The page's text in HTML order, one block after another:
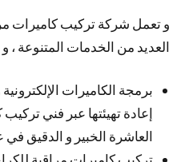
و تعمل شركة تركيب كاميرات
العديد من الخدمات المتنوعة
برمجة الكاميرات
إعادة تهيئتها عبر فني
العاشرة الخبير و الدقيق في